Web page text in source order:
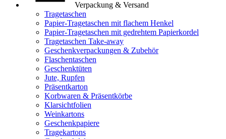
Verpackung & Versand
Tragetaschen
Papier-Tragetaschen mit flachem Henkel
Papier-Tragetaschen mit gedrehtem Papierkordel
Tragetaschen Take-away
Geschenkverpackungen & Zubehör
Flaschentaschen
Geschenktüten
Jute, Rupfen
Präsentkarton
Korbwaren & Präsentkörbe
Klarsichtfolien
Weinkartons
Geschenkpapiere
Tragekartons